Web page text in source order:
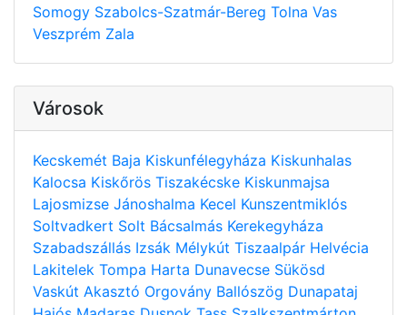
Somogy Szabolcs-Szatmár-Bereg Tolna Vas
Veszprém Zala
Városok
Kecskemét Baja Kiskunfélegyháza Kiskunhalas
Kalocsa Kiskőrös Tiszakécske Kiskunmajsa
Lajosmizse Jánoshalma Kecel Kunszentmiklós
Soltvadkert Solt Bácsalmás Kerekegyháza
Szabadszállás Izsák Mélykút Tiszaalpár Helvécia
Lakitelek Tompa Harta Dunavecse Sükösd
Vaskút Akasztó Orgovány Ballószög Dunapataj